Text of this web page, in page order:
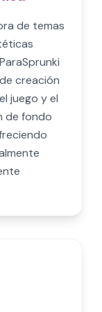
de temas
creación
juego y el
de fondo